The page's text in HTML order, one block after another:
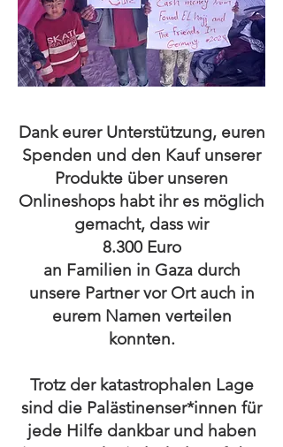
Dank eurer Unterstützung, euren
Spenden und den Kauf unserer
Produkte über unseren
Onlineshops habt ihr es möglich
gemacht, dass wir
8.300 Euro
an Familien in Gaza durch
unsere Partner vor Ort auch in
eurem Namen verteilen
konnten.
Trotz der katastrophalen Lage
sind die Palästinenser*innen für
jede Hilfe dankbar und haben